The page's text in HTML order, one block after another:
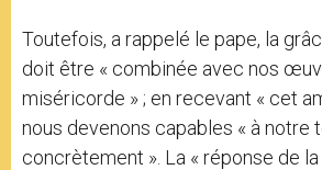
Toutefois, a rappelé le pape, la
doit être « combinée avec nos
miséricorde » ; en recevant « cet
nous devenons capables « à notre
concrètement ». La « réponse de la